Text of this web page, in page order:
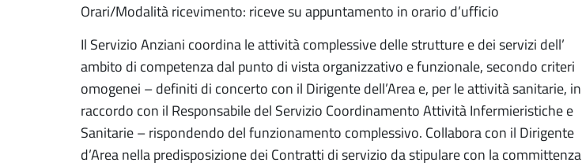
Orari/Modalità ricevimento: riceve su appuntamento in orario d’ufficio
Il Servizio Anziani coordina le attività complessive delle strutture e dei servizi dell’
ambito di competenza dal punto di vista organizzativo e funzionale, secondo criteri
omogenei – definiti di concerto con il Dirigente dell’Area e, per le attività sanitarie, in
raccordo con il Responsabile del Servizio Coordinamento Attività Infermieristiche e
Sanitarie – rispondendo del funzionamento complessivo. Collabora con il Dirigente
d’Area nella predisposizione dei Contratti di servizio da stipulare con la committenza